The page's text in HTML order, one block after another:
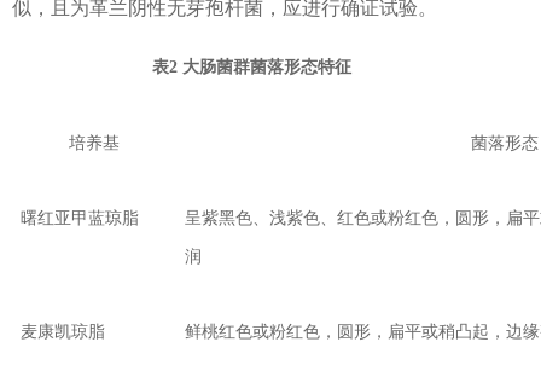
似，且为革兰阴性无芽孢杆菌，应进行确证试验。
表2 大肠菌群菌落形态特征
培养基 菌落形态
曙红亚甲蓝琼脂 呈紫黑色、浅紫色、红色或粉红色，圆形，扁
润
麦康凯琼脂 鲜桃红色或粉红色，圆形，扁平或稍凸起，边